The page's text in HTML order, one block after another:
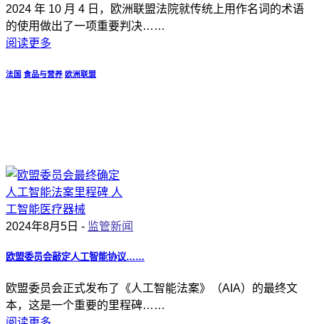
2024 年 10 月 4 日，欧洲联盟法院就传统上用作名词的术语
的使用做出了一项重要判决……
阅读更多
法国 食品与营养 欧洲联盟
2024年8月5日 - 监管新闻
欧盟委员会敲定人工智能协议……
欧盟委员会正式发布了《人工智能法案》（AIA）的最终文
本，这是一个重要的里程碑……